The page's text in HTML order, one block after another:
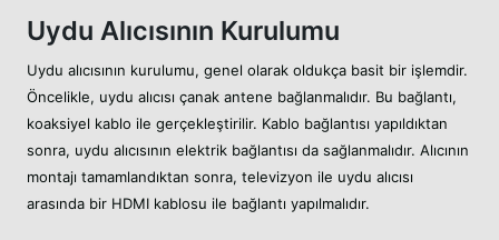
Uydu Alıcısının Kurulumu
Uydu alıcısının kurulumu, genel olarak oldukça basit bir işlemdir.
Öncelikle, uydu alıcısı çanak antene bağlanmalıdır. Bu bağlantı,
koaksiyel kablo ile gerçekleştirilir. Kablo bağlantısı yapıldıktan
sonra, uydu alıcısının elektrik bağlantısı da sağlanmalıdır. Alıcının
montajı tamamlandıktan sonra, televizyon ile uydu alıcısı
arasında bir HDMI kablosu ile bağlantı yapılmalıdır.